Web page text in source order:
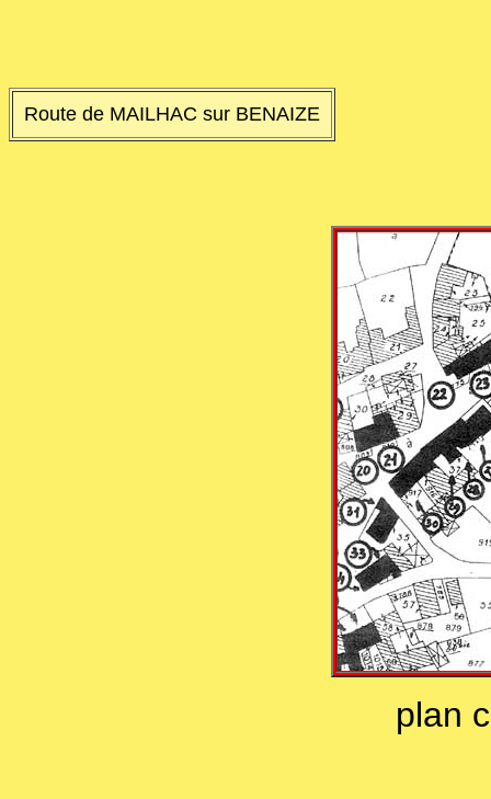
Route de MAILHAC sur BENAIZE
plan